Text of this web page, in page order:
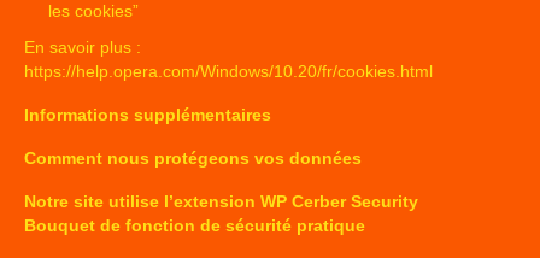
les cookies”
En savoir plus :
https://help.opera.com/Windows/10.20/fr/cookies.html
Informations supplémentaires
Comment nous protégeons vos données
Notre site utilise l’extension WP Cerber Security
Bouquet de fonction de sécurité pratique